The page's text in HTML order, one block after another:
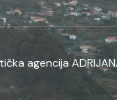
agencija